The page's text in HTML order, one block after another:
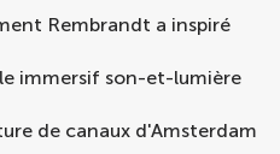
Rembrandt a inspiré
immersif son-et-lumière
de canaux d'Amsterdam